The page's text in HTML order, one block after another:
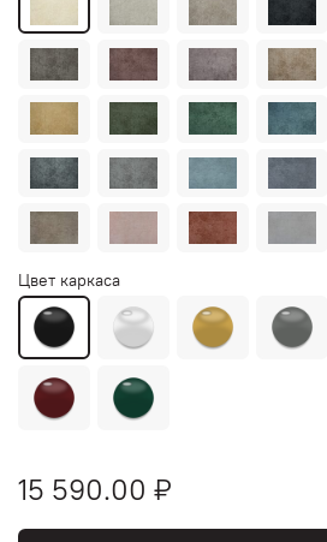
Цвет каркаса
15 590.00 ₽